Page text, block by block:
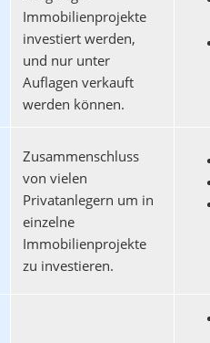
Immobilienprojekte
investiert werden,
und nur unter
Auflagen verkauft
werden können.
Zusammenschluss
von vielen
Privatanlegern um in
einzelne
Immobilienprojekte
zu investieren.